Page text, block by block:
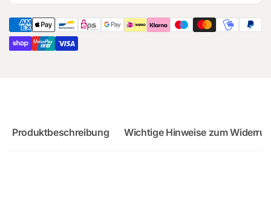
Sportback
RS3
Sportback
Produktbeschreibung Wichtige Hinweise zum